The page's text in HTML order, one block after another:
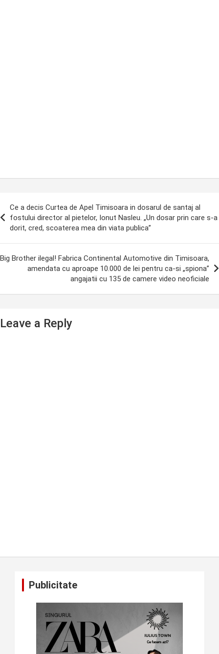
Ce a decis Curtea de Apel Timisoara in dosarul de santaj al
fostului director al pietelor, Ionut Nasleu. „Un dosar prin care s-a
dorit, cred, scoaterea mea din viata publica”
Big Brother ilegal! Fabrica Continental Automotive din Timisoara,
amendata cu aproape 10.000 de lei pentru ca-si „spiona”
angajatii cu 135 de camere video neoficiale
Leave a Reply
Publicitate